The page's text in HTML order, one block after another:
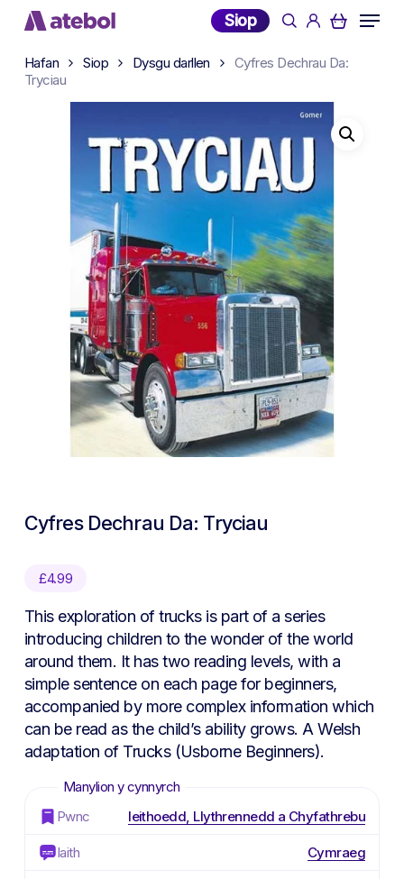
Skip
main
content
Siop searchaccount
Menu
Hafan Siop Dysgu darllen
Cyfres Dechrau Da:
Tryciau
Cyfres Dechrau Da: Tryciau
£4.99
This exploration of trucks is part of a series
introducing children to the wonder of the world
around them. It has two reading levels, with a
simple sentence on each page for beginners,
accompanied by more complex information which
can be read as the child’s ability grows. A Welsh
adaptation of Trucks (Usborne Beginners).
Pwnc Ieithoedd, Llythrennedd a Chyfathrebu
Iaith Cymraeg